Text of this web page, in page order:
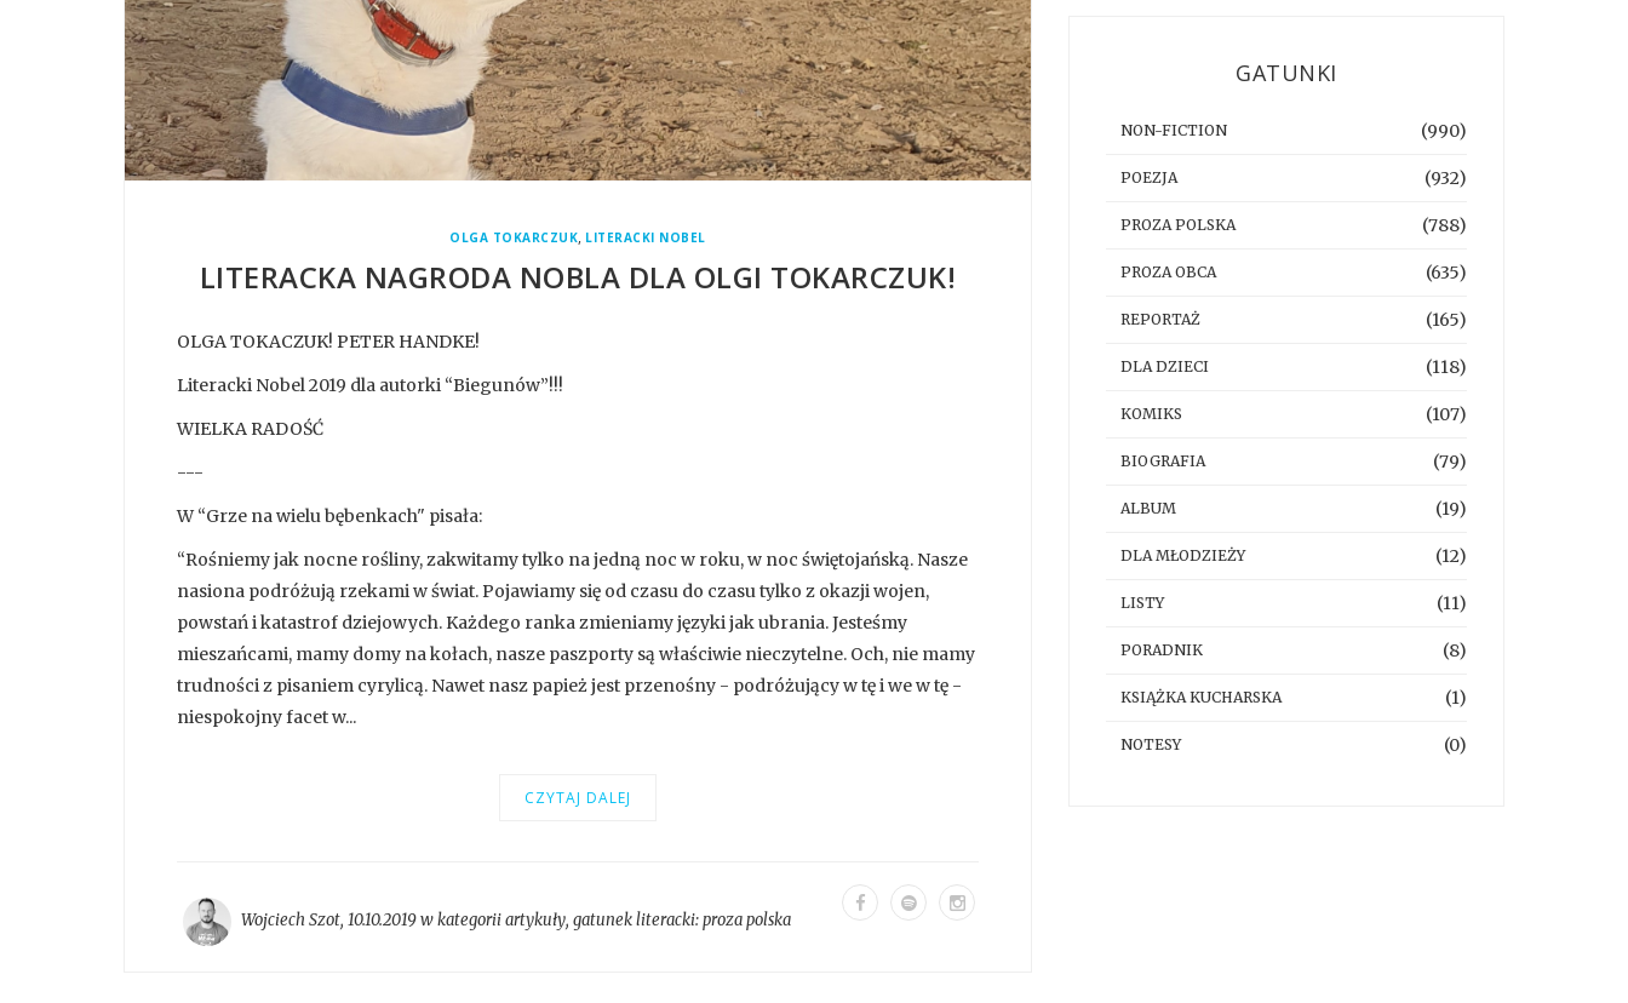
OLGA TOKARCZUK, LITERACKI NOBEL
LITERACKA NAGRODA NOBLA DLA OLGI TOKARCZUK!
OLGA TOKACZUK! PETER HANDKE!
Literacki Nobel 2019 dla autorki “Biegunów”!!!
WIELKA RADOŚĆ
---
W “Grze na wielu bębenkach" pisała:
“Rośniemy jak nocne rośliny, zakwitamy tylko na jedną noc w roku, w noc świętojańską. Nasze
nasiona podróżują rzekami w świat. Pojawiamy się od czasu do czasu tylko z okazji wojen,
powstań i katastrof dziejowych. Każdego ranka zmieniamy języki jak ubrania. Jesteśmy
mieszańcami, mamy domy na kołach, nasze paszporty są właściwie nieczytelne. Och, nie mamy
trudności z pisaniem cyrylicą. Nawet nasz papież jest przenośny - podróżujący w tę i we w tę -
niespokojny facet w...
CZYTAJ DALEJ
Wojciech Szot, 10.10.2019 w kategoriiartykuły, gatunek literacki:proza polska
GATUNKI
NON-FICTION (990)
POEZJA (932)
PROZA POLSKA (788)
PROZA OBCA (635)
REPORTAŻ (165)
DLA DZIECI (118)
KOMIKS (107)
BIOGRAFIA (79)
ALBUM (19)
DLA MŁODZIEŻY (12)
LISTY (11)
PORADNIK (8)
KSIĄŻKA KUCHARSKA (1)
NOTESY (0)